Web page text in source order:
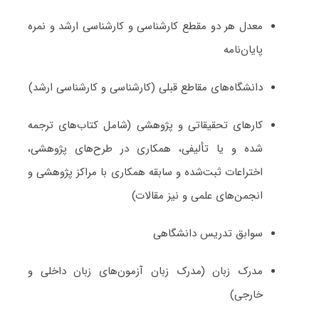
معدل هر دو مقطع کارشناسی و کارشناسی ارشد و نمره
پایان‌نامه
دانشگاه‌های مقاطع قبلی (کارشناسی و کارشناسی ارشد)
کارهای تحقیقاتی و پژوهشی (شامل کتاب‌های ترجمه­‌
شده و یا تألیفی، همکاری در طرح‌های پژوهشی،
اختراعات ثبت‌­شده و سابقه همکاری با مراکز پژوهشی و
انجمن‌های علمی و نیز مقالات)
سوابق تدریس دانشگاهی
مدرک زبان (مدرک زبان آزمون‌های زبان داخلی و
خارجی)